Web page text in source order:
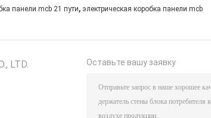
панели mcb 21 пути, электрическая коробка панели mcb
LTD. Оставьте вашу заявку